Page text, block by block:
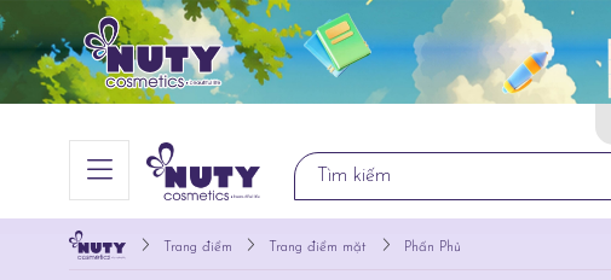
Trang điểm Trang điểm mặt Phấn Phủ